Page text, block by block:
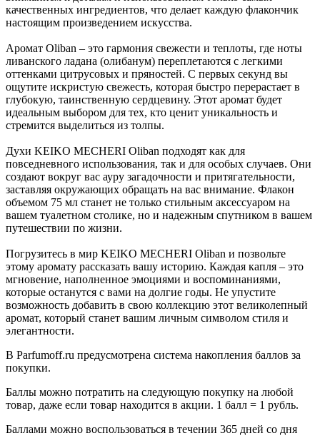
качественных ингредиентов, что делает каждую флакончик
настоящим произведением искусства.
Аромат Oliban – это гармония свежести и теплоты, где ноты
ливанского ладана (олибанум) переплетаются с легкими
оттенками цитрусовых и пряностей. С первых секунд вы
ощутите искристую свежесть, которая быстро перерастает в
глубокую, таинственную сердцевину. Этот аромат будет
идеальным выбором для тех, кто ценит уникальность и
стремится выделиться из толпы.
Духи KEIKO MECHERI Oliban подходят как для
повседневного использования, так и для особых случаев. Они
создают вокруг вас ауру загадочности и притягательности,
заставляя окружающих обращать на вас внимание. Флакон
объемом 75 мл станет не только стильным аксессуаром на
вашем туалетном столике, но и надежным спутником в вашем
путешествии по жизни.
Погрузитесь в мир KEIKO MECHERI Oliban и позвольте
этому аромату рассказать вашу историю. Каждая капля – это
мгновение, наполненное эмоциями и воспоминаниями,
которые останутся с вами на долгие годы. Не упустите
возможность добавить в свою коллекцию этот великолепный
аромат, который станет вашим личным символом стиля и
элегантности.
В Parfumoff.ru предусмотрена система накопления баллов за
покупки.
Баллы можно потратить на следующую покупку на любой
товар, даже если товар находится в акции. 1 балл = 1 рубль.
Баллами можно воспользоваться в течении 365 дней со дня